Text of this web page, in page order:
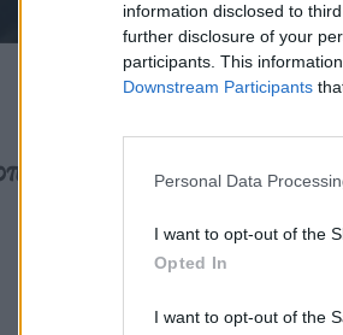
information disclosed to
further disclosure of your
participants. This
Downstream Participants
Personal Data
I want to opt-out of the
Opted In
I want to opt-out of the
των Beach Boys